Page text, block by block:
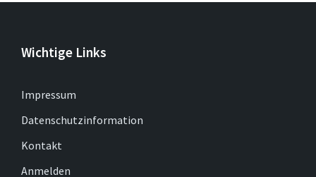
Wichtige Links
Impressum
Datenschutzinformation
Kontakt
Anmelden